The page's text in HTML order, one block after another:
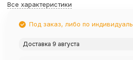
Все характеристики
Под заказ, либо по
Доставка 9 августа